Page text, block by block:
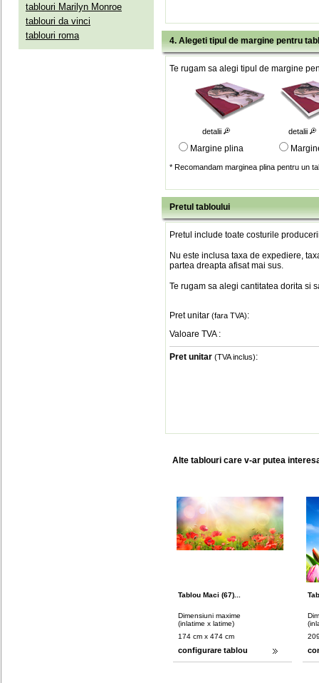
tablouri Marilyn Monroe
tablouri da vinci
tablouri roma
4. Alegeti tipul de margine pentru
Te rugam sa alegi tipul de margine
detalii detalii
Margine plina
* Recomandam marginea plina pentru un
Pretul tabloului
Pretul include toate costurile
Nu este inclusa taxa de expediere,
partea dreapta afisat mai sus.
Te rugam sa alegi cantitatea dorita si
Pret unitar (fara TVA):
Valoare TVA :
Pret unitar (TVA inclus):
Alte tablouri care v-ar putea
Tablou Maci (67)...
Dimensiuni maxime
(inlatime x latime)
174 cm x 474 cm
configurare tablou